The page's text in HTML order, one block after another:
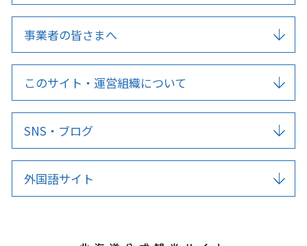
事業者の皆さまへ
このサイト・運営組織について
SNS・ブログ
外国語サイト